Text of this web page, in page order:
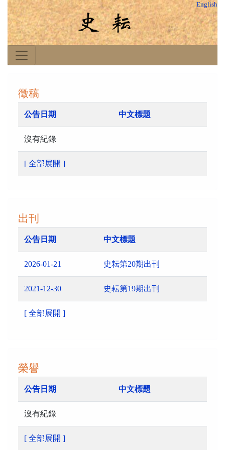
English
徵稿
公告日期 中文標題
沒有紀錄
[ 全部展開 ]
出刊
公告日期 中文標題
2026-01-21 史耘第20期出刊
2021-12-30 史耘第19期出刊
[ 全部展開 ]
榮譽
公告日期 中文標題
沒有紀錄
[ 全部展開 ]